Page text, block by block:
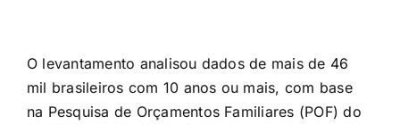
O levantamento analisou dados de mais de 46
mil brasileiros com 10 anos ou mais, com base
na Pesquisa de Orçamentos Familiares (POF) do